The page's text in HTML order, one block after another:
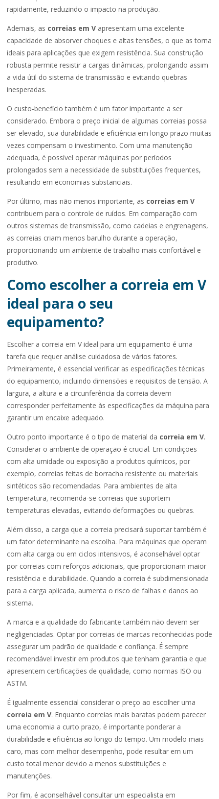
rapidamente, reduzindo o impacto na produção.
Ademais, as correias em V apresentam uma excelente
capacidade de absorver choques e altas tensões, o que as torna
ideais para aplicações que exigem resistência. Sua construção
robusta permite resistir a cargas dinâmicas, prolongando assim
a vida útil do sistema de transmissão e evitando quebras
inesperadas.
O custo-benefício também é um fator importante a ser
considerado. Embora o preço inicial de algumas correias possa
ser elevado, sua durabilidade e eficiência em longo prazo muitas
vezes compensam o investimento. Com uma manutenção
adequada, é possível operar máquinas por períodos
prolongados sem a necessidade de substituições frequentes,
resultando em economias substanciais.
Por último, mas não menos importante, as correias em V
contribuem para o controle de ruídos. Em comparação com
outros sistemas de transmissão, como cadeias e engrenagens,
as correias criam menos barulho durante a operação,
proporcionando um ambiente de trabalho mais confortável e
produtivo.
Como escolher a correia em V
ideal para o seu
equipamento?
Escolher a correia em V ideal para um equipamento é uma
tarefa que requer análise cuidadosa de vários fatores.
Primeiramente, é essencial verificar as especificações técnicas
do equipamento, incluindo dimensões e requisitos de tensão. A
largura, a altura e a circunferência da correia devem
corresponder perfeitamente às especificações da máquina para
garantir um encaixe adequado.
Outro ponto importante é o tipo de material da correia em V.
Considerar o ambiente de operação é crucial. Em condições
com alta umidade ou exposição a produtos químicos, por
exemplo, correias feitas de borracha resistente ou materiais
sintéticos são recomendadas. Para ambientes de alta
temperatura, recomenda-se correias que suportem
temperaturas elevadas, evitando deformações ou quebras.
Além disso, a carga que a correia precisará suportar também é
um fator determinante na escolha. Para máquinas que operam
com alta carga ou em ciclos intensivos, é aconselhável optar
por correias com reforços adicionais, que proporcionam maior
resistência e durabilidade. Quando a correia é subdimensionada
para a carga aplicada, aumenta o risco de falhas e danos ao
sistema.
A marca e a qualidade do fabricante também não devem ser
negligenciadas. Optar por correias de marcas reconhecidas pode
assegurar um padrão de qualidade e confiança. É sempre
recomendável investir em produtos que tenham garantia e que
apresentem certificações de qualidade, como normas ISO ou
ASTM.
É igualmente essencial considerar o preço ao escolher uma
correia em V. Enquanto correias mais baratas podem parecer
uma economia a curto prazo, é importante ponderar a
durabilidade e eficiência ao longo do tempo. Um modelo mais
caro, mas com melhor desempenho, pode resultar em um
custo total menor devido a menos substituições e
manutenções.
Por fim, é aconselhável consultar um especialista em